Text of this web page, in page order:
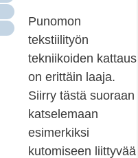
Punomon
tekstiilityön
tekniikoiden kattaus
on erittäin laaja.
Siirry tästä suoraan
katselemaan
esimerkiksi
kutomiseen liittyvää